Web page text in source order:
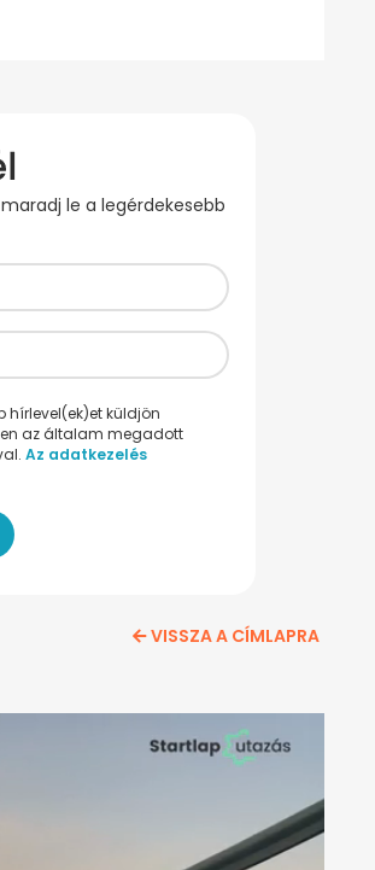
le a legérdekesebb
hírlevel(ek)et küldjön
az általam megadott
Az adatkezelés
VISSZA A CÍMLAPRA